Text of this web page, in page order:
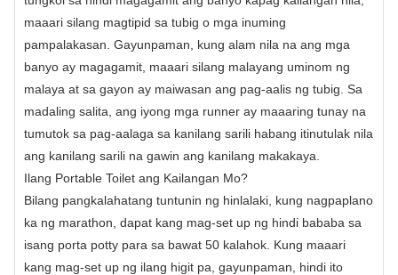
maaari silang magtipid sa tubig o mga inuming
pampalakasan. Gayunpaman, kung alam nila na ang mga
banyo ay magagamit, maaari silang malayang uminom ng
malaya at sa gayon ay maiwasan ang pag-aalis ng tubig. Sa
madaling salita, ang iyong mga runner ay maaaring tunay na
tumutok sa pag-aalaga sa kanilang sarili habang itinutulak nila
ang kanilang sarili na gawin ang kanilang makakaya.
Ilang Portable Toilet ang Kailangan Mo?
Bilang pangkalahatang tuntunin ng hinlalaki, kung nagpaplano
ka ng marathon, dapat kang mag-set up ng hindi bababa sa
isang porta potty para sa bawat 50 kalahok. Kung maaari
kang mag-set up ng ilang higit pa, gayunpaman, hindi ito